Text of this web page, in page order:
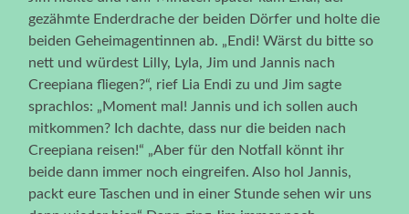
gezähmte Enderdrache der beiden Dörfer und holte die
beiden Geheimagentinnen ab. „Endi! Wärst du bitte so
nett und würdest Lilly, Lyla, Jim und Jannis nach
Creepiana fliegen?“, rief Lia Endi zu und Jim sagte
sprachlos: „Moment mal! Jannis und ich sollen auch
mitkommen? Ich dachte, dass nur die beiden nach
Creepiana reisen!“ „Aber für den Notfall könnt ihr
beide dann immer noch eingreifen. Also hol Jannis,
packt eure Taschen und in einer Stunde sehen wir uns